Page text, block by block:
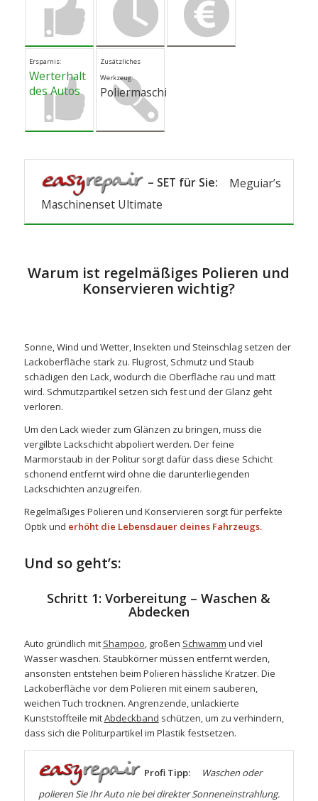
Ersparnis:
Werterhalt
des Autos
Zusätzliches
Werkzeug:
Poliermaschine
– SET für Sie:
Meguiar’s
Maschinenset Ultimate
Warum ist regelmäßiges Polieren und
Konservieren wichtig?
Sonne, Wind und Wetter, Insekten und Steinschlag setzen der
Lackoberfläche stark zu. Flugrost, Schmutz und Staub
schädigen den Lack, wodurch die Oberfläche rau und matt
wird. Schmutzpartikel setzen sich fest und der Glanz geht
verloren.
Um den Lack wieder zum Glänzen zu bringen, muss die
vergilbte Lackschicht abpoliert werden. Der feine
Marmorstaub in der Politur sorgt dafür dass diese Schicht
schonend entfernt wird ohne die darunterliegenden
Lackschichten anzugreifen.
Regelmäßiges Polieren und Konservieren sorgt für perfekte
Optik und erhöht die Lebensdauer deines Fahrzeugs.
Und so geht’s:
Schritt 1: Vorbereitung – Waschen &
Abdecken
Auto gründlich mit Shampoo, großen Schwamm und viel
Wasser waschen. Staubkörner müssen entfernt werden,
ansonsten entstehen beim Polieren hässliche Kratzer. Die
Lackoberfläche vor dem Polieren mit einem sauberen,
weichen Tuch trocknen. Angrenzende, unlackierte
Kunststoffteile mitAbdeckband schützen, um zu verhindern,
dass sich die Politurpartikel im Plastik festsetzen.
Profi Tipp:
Waschen oder
polieren Sie Ihr Auto nie bei direkter Sonneneinstrahlung.